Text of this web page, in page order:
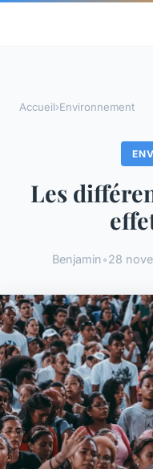
Accueil›Environnement
Les
Benjamin•28